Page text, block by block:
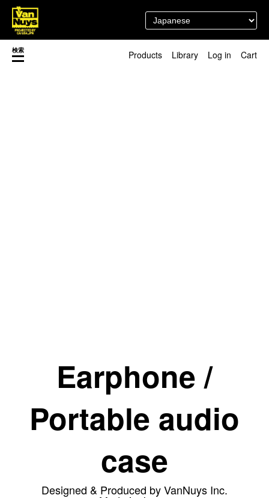
検索 Products
イヤフォンケース など／汎用
Astell&Kern
Cayin
Other
Bag
Library Log in Cart
Earphone /
Portable audio
case
Designed & Produced by VanNuys Inc.